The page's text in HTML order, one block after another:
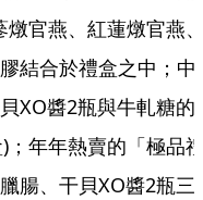
官燕、紅蓮燉官燕
結合於禮盒之中；中
XO醬2瓶與牛軋糖的
；年年熱賣的「極品
腸、干貝XO醬2瓶三